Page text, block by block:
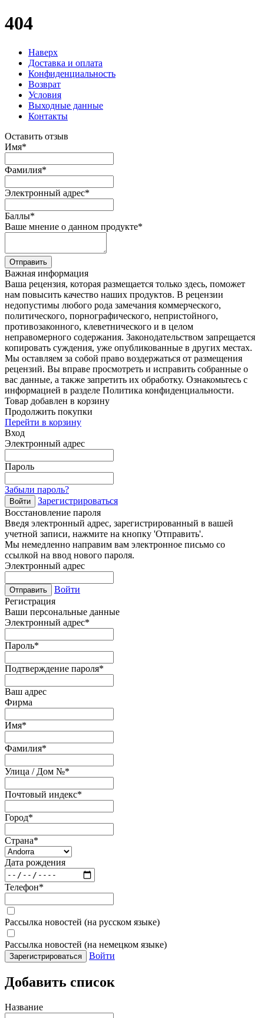
404
Наверх
Доставка и оплата
Конфиденциальность
Возврат
Условия
Выходные данные
Контакты
Оставить отзыв
Имя*
Фамилия*
Электронный адрес*
Баллы*
Ваше мнение о данном продукте*
Отправить
Важная информация
Ваша рецензия, которая размещается только здесь, поможет
нам повысить качество наших продуктов. В рецензии
недопустимы любого рода замечания коммерческого,
политического, порнографического, непристойного,
противозаконного, клеветнического и в целом
неправомерного содержания. Законодательством запрещается
копировать суждения, уже опубликованные в других местах.
Мы оставляем за собой право воздержаться от размещения
рецензий. Вы вправе просмотреть и исправить собранные о
вас данные, а также запретить их обработку. Ознакомьтесь с
информацией в разделе Политика конфиденциальности.
Товар добавлен в корзину
Продолжить покупки
Перейти в корзину
Вход
Электронный адрес
Пароль
Забыли пароль?
Войти
Зарегистрироваться
Восстановление пароля
Введя электронный адрес, зарегистрированный в вашей
учетной записи, нажмите на кнопку 'Отправить'.
Мы немедленно направим вам электронное письмо со
ссылкой на ввод нового пароля.
Электронный адрес
Отправить
Войти
Регистрация
Ваши персональные данные
Электронный адрес*
Пароль*
Подтверждение пароля*
Ваш адрес
Фирма
Имя*
Фамилия*
Улица / Дом №*
Почтовый индекс*
Город*
Страна*
Дата рождения
Телефон*
Рассылка новостей (на русском языке)
Рассылка новостей (на немецком языке)
Зарегистрироваться Войти
Добавить список
Название